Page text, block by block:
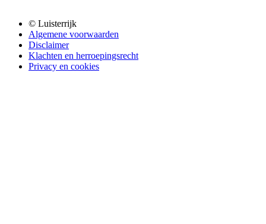
© Luisterrijk
Algemene voorwaarden
Disclaimer
Klachten en herroepingsrecht
Privacy en cookies